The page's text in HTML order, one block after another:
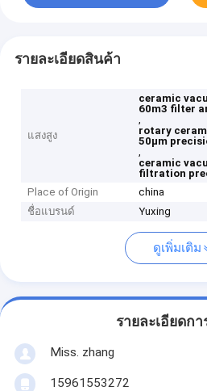
รายละเอียดสินค้า
แสงสูง
ceramic
60m3 filter
,
rotary
50μm
,
ceramic
filtration
Place of Origin
china
ชื่อแบรนด์
Yuxing
ดูเพิ่มเติม
รายละเอียดก
Miss. zhang
15961553272